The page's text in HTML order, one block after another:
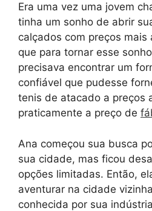
Era uma vez uma jovem
tinha um sonho de abrir
calçados com preços mais
que para tornar esse
precisava encontrar um
confiável que pudesse
tenis de atacado a preços
praticamente a preço de
Ana começou sua busca
sua cidade, mas ficou
opções limitadas. Então,
aventurar na cidade
conhecida por sua